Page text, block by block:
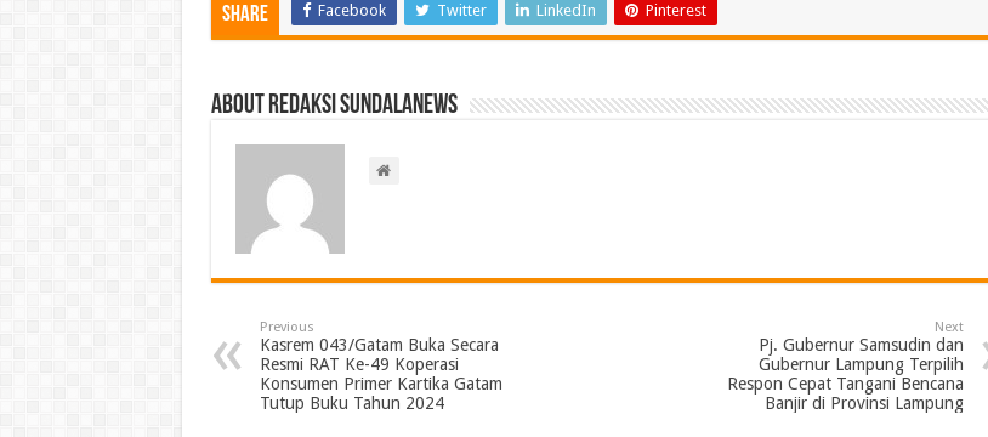
Share Facebook Twitter LinkedIn Pinterest
About Redaksi Sundalanews
Previous
Kasrem 043/Gatam Buka Secara
Resmi RAT Ke-49 Koperasi
Konsumen Primer Kartika Gatam
Tutup Buku Tahun 2024
Next
Pj. Gubernur Samsudin dan
Gubernur Lampung Terpilih
Respon Cepat Tangani Bencana
Banjir di Provinsi Lampung